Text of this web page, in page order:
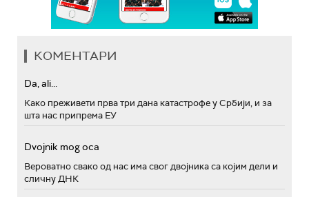
КОМЕНТАРИ
Da, ali...
Како преживети прва три дана катастрофе у Србији, и за
шта нас припрема ЕУ
Dvojnik mog oca
Вероватно свако од нас има свог двојника са којим дели и
сличну ДНК